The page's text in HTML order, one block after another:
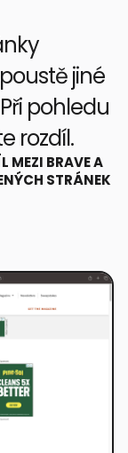
jiné
pohledu
rozdíl.
MEZI BRAVE A
STRÁNEK